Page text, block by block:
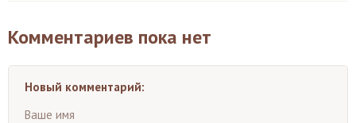
Комментариев пока нет
Новый комментарий:
Ваше имя